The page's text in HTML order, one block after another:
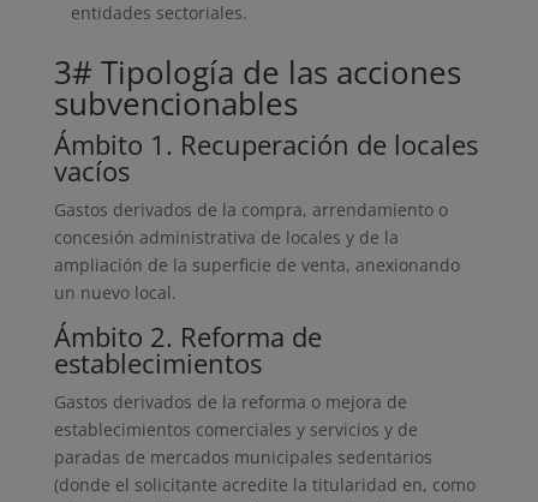
entidades sectoriales.
3# Tipología de las acciones
subvencionables
Ámbito 1. Recuperación de locales
vacíos
Gastos derivados de la compra, arrendamiento o
concesión administrativa de locales y de la
ampliación de la superficie de venta, anexionando
un nuevo local.
Ámbito 2. Reforma de
establecimientos
Gastos derivados de la reforma o mejora de
establecimientos comerciales y servicios y de
paradas de mercados municipales sedentarios
(donde el solicitante acredite la titularidad en, como